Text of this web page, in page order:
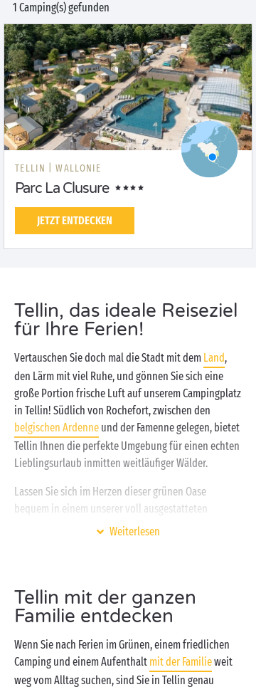
1 Camping(s) gefunden
TELLIN | WALLONIE
Parc La Clusure
JETZT ENTDECKEN
Tellin, das ideale Reiseziel
für Ihre Ferien!
Vertauschen Sie doch mal die Stadt mit dem Land,
den Lärm mit viel Ruhe, und gönnen Sie sich eine
große Portion frische Luft auf unserem Campingplatz
in Tellin! Südlich von Rochefort, zwischen den
belgischen Ardenne und der Famenne gelegen, bietet
Tellin Ihnen die perfekte Umgebung für einen echten
Lieblingsurlaub inmitten weitläufiger Wälder.
Lassen Sie sich im Herzen dieser grünen Oase
bequem in einem unserer voll ausgestatteten
nieder, in einem ungewöhnlichen
Tälern, Tennispartienim Freien, Badespaß und
Erholung im Schwimmbad des Erlebnisbads: Sie
Ausflüge zur Erkundung der kleinen Orte und der
Landschaften rings um den Campingplatz nicht zu
vergessen! Bereiten Sie sich darauf vor, dass die
Weiterlesen
Tellin mit der ganzen
Familie entdecken
Wenn Sie nach Ferien im Grünen, einem friedlichen
Camping und einem Aufenthalt mit der Familieweit
weg vom Alltag suchen, sind Sie in Tellin genau